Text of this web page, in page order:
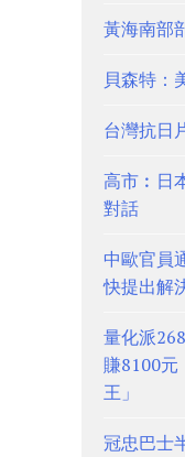
黃海南部
貝森特：
台灣抗日
高市︰日
對話
中歐官員
快提出解
量化派
賺8100
王」
冠忠巴士